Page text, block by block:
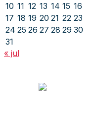
10 11 12 13 14 15 16
17 18 19 20 21 22 23
24 25 26 27 28 29 30
31
« jul